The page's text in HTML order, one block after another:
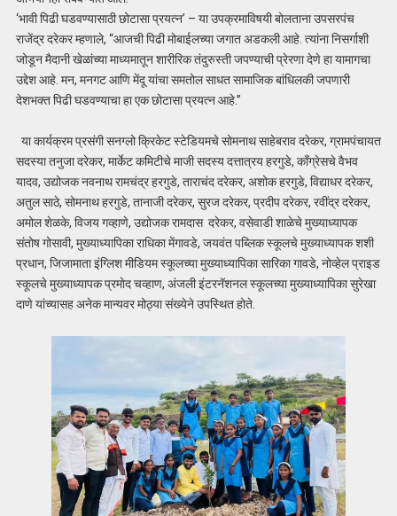
‘भावी पिढी घडवण्यासाठी छोटासा प्रयत्न’ – या उपक्रमाविषयी बोलताना उपसरपंच
राजेंद्र दरेकर म्हणाले, “आजची पिढी मोबाईलच्या जगात अडकली आहे. त्यांना निसर्गाशी
जोडून मैदानी खेळांच्या माध्यमातून शारीरिक तंदुरुस्ती जपण्याची प्रेरणा देणे हा यामागचा
उद्देश आहे. मन, मनगट आणि मेंदू यांचा समतोल साधत सामाजिक बांधिलकी जपणारी
देशभक्त पिढी घडवण्याचा हा एक छोटासा प्रयत्न आहे.”
या कार्यक्रम प्रसंगी सनग्लो क्रिकेट स्टेडियमचे सोमनाथ साहेबराव दरेकर, ग्रामपंचायत
सदस्या तनुजा दरेकर, मार्केट कमिटीचे माजी सदस्य दत्तात्रय हरगुडे, काँग्रेसचे वैभव
यादव, उद्योजक नवनाथ रामचंद्र हरगुडे, ताराचंद दरेकर, अशोक हरगुडे, विद्याधर दरेकर,
अतुल साठे, सोमनाथ हरगुडे, तानाजी दरेकर, सुरज दरेकर, प्रदीप दरेकर, रवींद्र दरेकर,
अमोल शेळके, विजय गव्हाणे, उद्योजक रामदास दरेकर, वसेवाडी शाळेचे मुख्याध्यापक
संतोष गोसावी, मुख्याध्यापिका राधिका मेंगावडे, जयवंत पब्लिक स्कूलचे मुख्याध्यापक शशी
प्रधान, जिजामाता इंग्लिश मीडियम स्कूलच्या मुख्याध्यापिका सारिका गावडे, नोव्हेल प्राइड
स्कूलचे मुख्याध्यापक प्रमोद चव्हाण, अंजली इंटरनॅशनल स्कूलच्या मुख्याध्यापिका सुरेखा
दाणे यांच्यासह अनेक मान्यवर मोठ्या संख्येने उपस्थित होते.